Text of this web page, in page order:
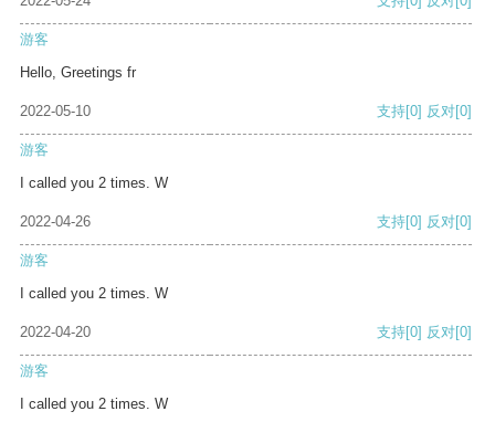
游客
Hello, Greetings fr
2022-05-10 支持[0] 反对[0]
游客
I called you 2 times. W
2022-04-26 支持[0] 反对[0]
游客
I called you 2 times. W
2022-04-20 支持[0] 反对[0]
游客
I called you 2 times. W